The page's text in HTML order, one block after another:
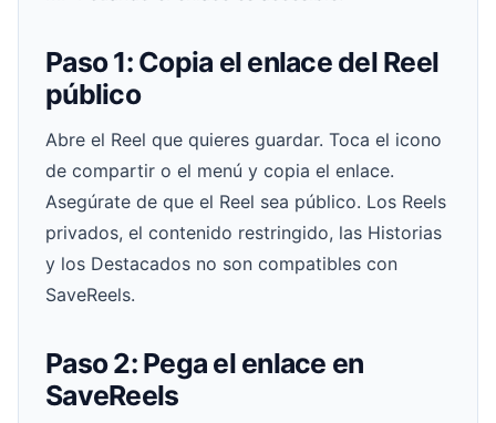
Paso 1: Copia el enlace del Reel
público
Abre el Reel que quieres guardar. Toca el icono
de compartir o el menú y copia el enlace.
Asegúrate de que el Reel sea público. Los Reels
privados, el contenido restringido, las Historias
y los Destacados no son compatibles con
SaveReels.
Paso 2: Pega el enlace en
SaveReels